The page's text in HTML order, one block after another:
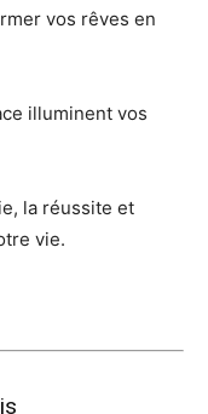
vos rêves en
illuminent vos
la réussite et
vie.